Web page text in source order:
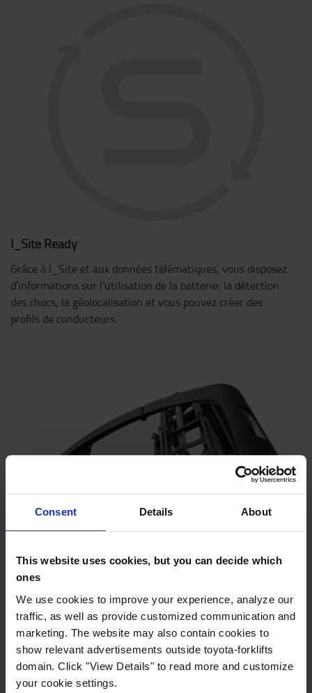
Consent Details About
This website uses cookies, but you can decide which
ones
We use cookies to improve your experience, analyze our
traffic, as well as provide customized communication and
marketing. The website may also contain cookies to
show relevant advertisements outside toyota-forklifts
domain. Click "View Details" to read more and customize
your cookie settings.
I_Site Ready
Grâce à I_Site et aux données télématiques, vous disposez
d’informations sur l’utilisation de la batterie, la détection
des chocs, la géolocalisation et vous pouvez créer des
profils de conducteurs.
Excellente visibilité de la charge
Pour augmenter productivité et sécurité, le design épuré
du mât et du tablier porte-fourche, associé à un toit de
protection transparent (barres d'acier ou verre transparent
en option), vous offre une visibilité optimale sur la charge.